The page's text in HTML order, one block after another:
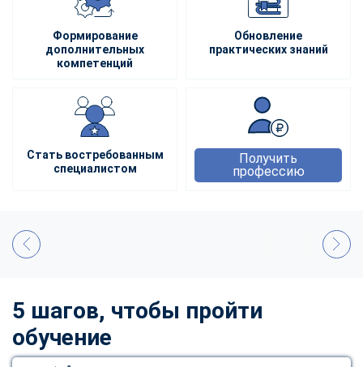
Формирование
дополнительных
компетенций
Обновление
практических знаний
Стать востребованным
специалистом
Получить
профессию
5 шагов, чтобы пройти
обучение